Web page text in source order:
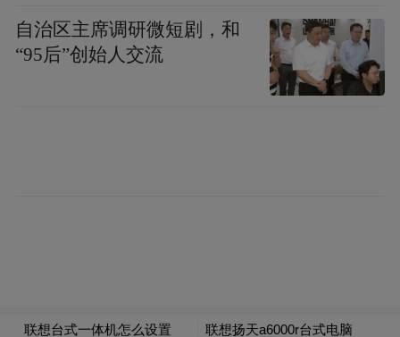
享的纪念性休闲空间，与规划中“夜游茅台·
微醺镇好”的新消费场景建设高度契合。
自治区主席调研微短剧，和
“95后”创始人交流